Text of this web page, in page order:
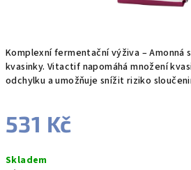
Komplexní fermentační výživa – Amonná
kvasinky. Vitactif napomáhá množení
odchylku a umožňuje snížit riziko
531 Kč
cena:
Skladem